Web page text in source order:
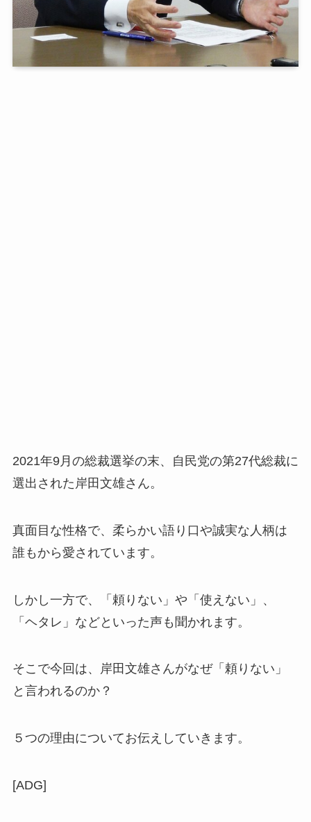
2021年9月の総裁選挙の末、自民党の第27代総裁に
選出された岸田文雄さん。
真面目な性格で、柔らかい語り口や誠実な人柄は
誰もから愛されています。
しかし一方で、「頼りない」や「使えない」、
「ヘタレ」などといった声も聞かれます。
そこで今回は、
岸田文雄さんがなぜ「頼りない」
と言われるのか？
５つの理由についてお伝えしていきます。
[ADG]